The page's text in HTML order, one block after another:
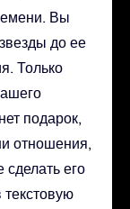
Вы
до ее
Только
подарок,
отношения,
сделать его